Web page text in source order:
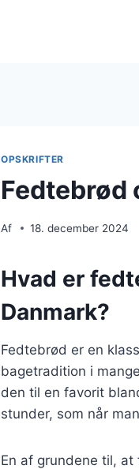
OPSKRIFTER
Fedtebrød
Af 18. december 2024
Hvad er
Danmark?
Fedtebrød er en
bagetradition i
den til en favorit
stunder, som når
En af grundene til,